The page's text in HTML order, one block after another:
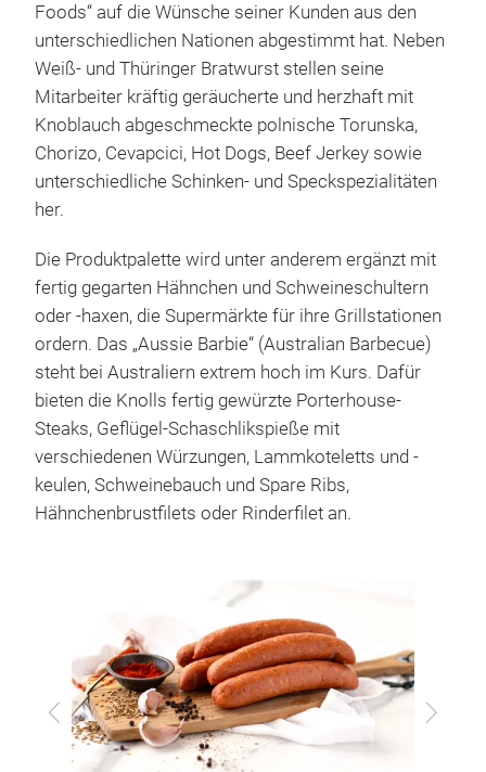
Foods“ auf die Wünsche seiner Kunden aus den
unterschiedlichen Nationen abgestimmt hat. Neben
Weiß- und Thüringer Bratwurst stellen seine
Mitarbeiter kräftig geräucherte und herzhaft mit
Knoblauch abgeschmeckte polnische Torunska,
Chorizo, Cevapcici, Hot Dogs, Beef Jerkey sowie
unterschiedliche Schinken- und Speckspezialitäten
her.
Die Produktpalette wird unter anderem ergänzt mit
fertig gegarten Hähnchen und Schweineschultern
oder -haxen, die Supermärkte für ihre Grillstationen
ordern. Das „Aussie Barbie“ (Australian Barbecue)
steht bei Australiern extrem hoch im Kurs. Dafür
bieten die Knolls fertig gewürzte Porterhouse-
Steaks, Geflügel-Schaschlikspieße mit
verschiedenen Würzungen, Lammkoteletts und -
keulen, Schweinebauch und Spare Ribs,
Hähnchenbrustfilets oder Rinderfilet an.
Zurück Vor